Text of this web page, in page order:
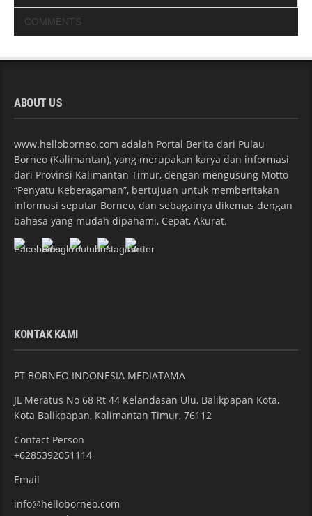
COMMENTS
ABOUT US
www.helloborneo.com adalah Portal Berita dari Pulau
Borneo (Kalimantan), yang merupakan karya dan informasi
dari Provinsi Kalimantan Timur, dengan mengusung Motto
“Penyatu Keberagaman”, bertujuan untuk memberitakan
informasi seputar Borneo, dan sebagainya dikemas dengan
bahasa yang mudah dipahami, Cepat, Akurat.
KONTAK KAMI
PT BORNEO INDONESIA MEDIATAMA
JL Meratus No 68 Rt 44 Kelandasan Ulu, Balikpapan Kota,
Kota Balikpapan, Kalimantan Timur, 76112
Contact Person
+6285392051114
Email
info@helloborneo.com